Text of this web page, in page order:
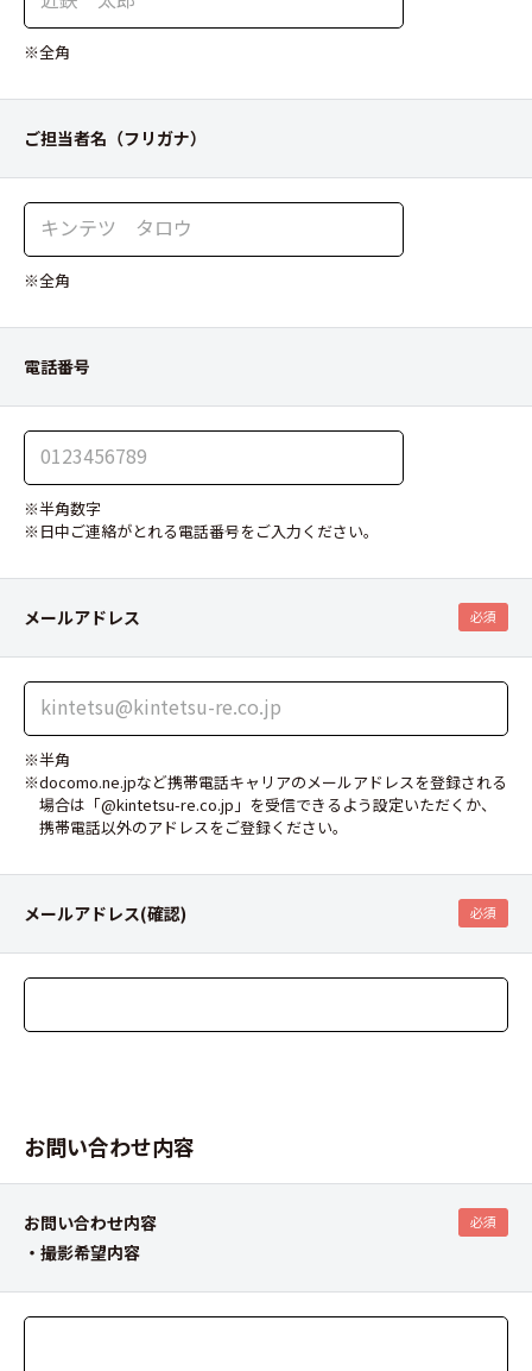
※全角
ご担当者名（フリガナ）
※全角
電話番号
※半角数字
※日中ご連絡がとれる電話番号をご入力ください。
メールアドレス 必須
※半角
※docomo.ne.jpなど携帯電話キャリアのメールアドレスを登録される
場合は「@kintetsu-re.co.jp」を受信できるよう設定いただくか、
携帯電話以外のアドレスをご登録ください。
メールアドレス(確認) 必須
お問い合わせ内容
お問い合わせ内容
・撮影希望内容
必須